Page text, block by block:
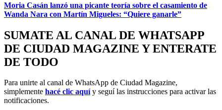
Moria Casán lanzó una picante teoría sobre el casamiento de
Wanda Nara con Martín Migueles: “Quiere ganarle”
SUMATE AL CANAL DE WHATSAPP
DE CIUDAD MAGAZINE Y ENTERATE
DE TODO
Para unirte al canal de WhatsApp de Ciudad Magazine,
simplemente hacé clic aquíy seguí las instrucciones para activar las
notificaciones.